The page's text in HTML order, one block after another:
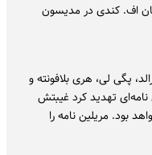
جان اف. کندی در مدیسون
پگی لی، هری بلافونته و
تهدید کرد غیبتش
بود. مریلین نامه را